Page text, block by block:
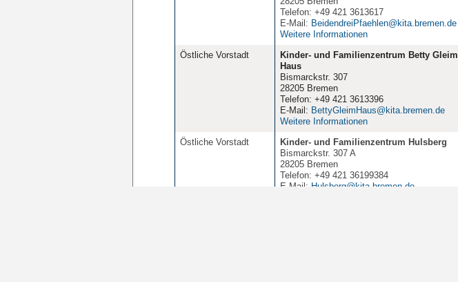
Telefon: +49 421 3613617
E-Mail: BeidendreiPfaehlen@kita.bremen.de
Weitere Informationen
Östliche Vorstadt
Kinder- und Familienzentrum Betty Gleim
Haus
Bismarckstr. 307
28205 Bremen
Telefon: +49 421 3613396
E-Mail: BettyGleimHaus@kita.bremen.de
Weitere Informationen
Östliche Vorstadt
Kinder- und Familienzentrum Hulsberg
Bismarckstr. 307 A
28205 Bremen
Telefon: +49 421 36199384
E-Mail: Hulsberg@kita.bremen.de